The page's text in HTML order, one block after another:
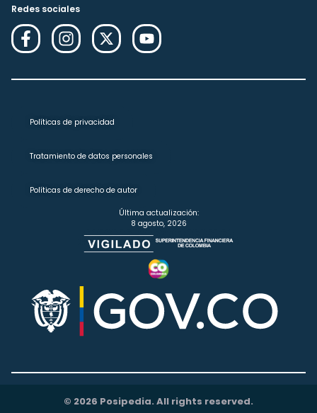
Redes sociales
Políticas de privacidad
Tratamiento de datos personales
Políticas de derecho de autor
Última actualización:
8 agosto, 2026
© 2026 Posipedia. All rights reserved.